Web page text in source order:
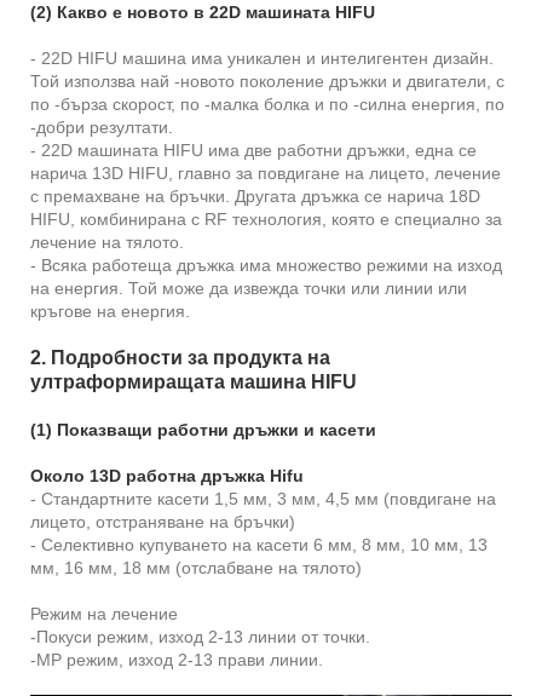
(2) Какво е новото в 22D машината HIFU
- 22D HIFU машина има уникален и интелигентен дизайн.
Той използва най -новото поколение дръжки и двигатели, с
по -бърза скорост, по -малка болка и по -силна енергия, по
-добри резултати.
- 22D машината HIFU има две работни дръжки, една се
нарича 13D HIFU, главно за повдигане на лицето, лечение
с премахване на бръчки. Другата дръжка се нарича 18D
HIFU, комбинирана с RF технология, която е специално за
лечение на тялото.
- Всяка работеща дръжка има множество режими на изход
на енергия. Той може да извежда точки или линии или
кръгове на енергия.
2. Подробности за продукта на
ултраформиращата машина HIFU
(1) Показващи работни дръжки и касети
Около 13D работна дръжка Hifu
- Стандартните касети 1,5 мм, 3 мм, 4,5 мм (повдигане на
лицето, отстраняване на бръчки)
- Селективно купуването на касети 6 мм, 8 мм, 10 мм, 13
мм, 16 мм, 18 мм (отслабване на тялото)
Режим на лечение
-Покуси режим, изход 2-13 линии от точки.
-MP режим, изход 2-13 прави линии.